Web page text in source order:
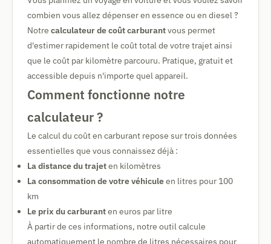
combien vous allez dépenser en essence ou en diesel ?
Notre calculateur de coût carburantvous permet
d'estimer rapidement le coût total de votre trajet ainsi
que le coût par kilomètre parcouru. Pratique, gratuit et
accessible depuis n'importe quel appareil.
Comment fonctionne notre
calculateur ?
Le calcul du coût en carburant repose sur trois données
essentielles que vous connaissez déjà :
La distance du trajeten kilomètres
La consommation de votre véhiculeen litres pour 100
km
Le prix du carburanten euros par litre
À partir de ces informations, notre outil calcule
automatiquement le nombre de litres nécessaires pour